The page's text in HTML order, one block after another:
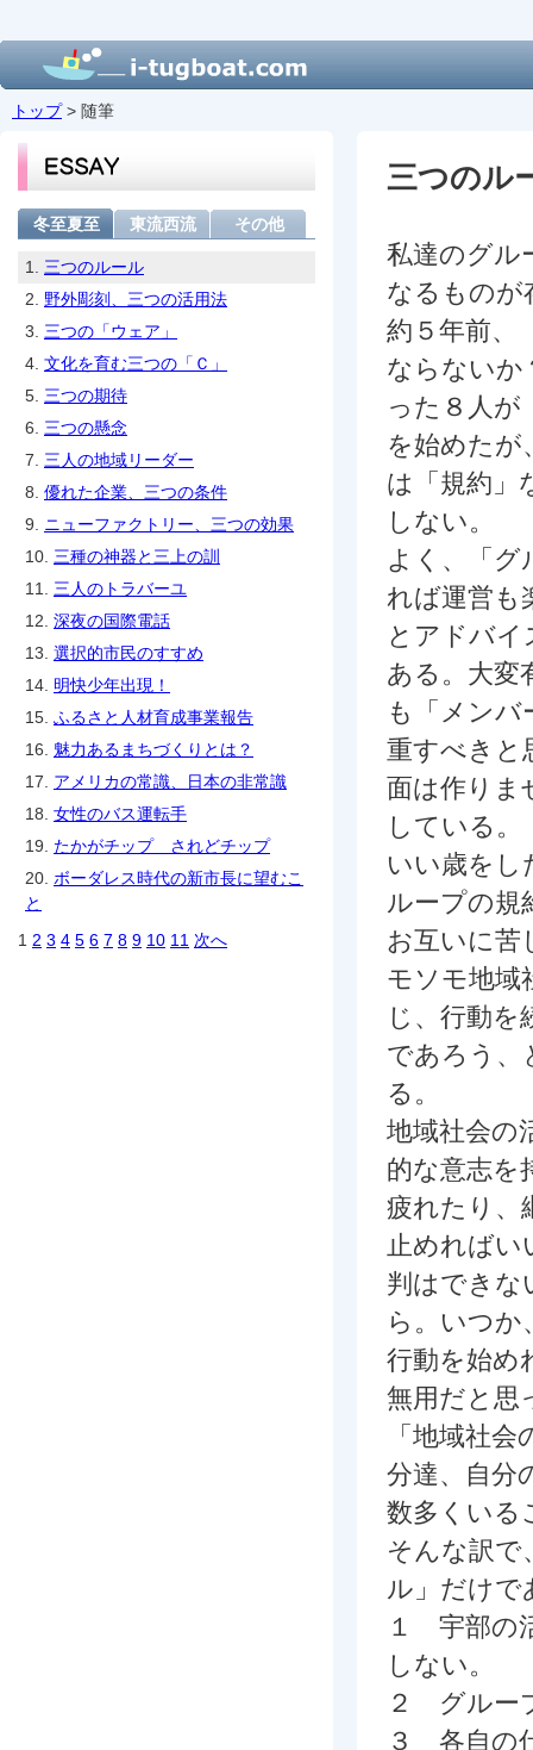
トップ> 随筆
冬至夏至 東流西流 その他
1. 三つのルール
2. 野外彫刻、三つの活用法
3. 三つの「ウェア」
4. 文化を育む三つの「Ｃ」
5. 三つの期待
6. 三つの懸念
7. 三人の地域リーダー
8. 優れた企業、三つの条件
9. ニューファクトリー、三つの効果
10. 三種の神器と三上の訓
11. 三人のトラバーユ
12. 深夜の国際電話
13. 選択的市民のすすめ
14. 明快少年出現！
15. ふるさと人材育成事業報告
16. 魅力あるまちづくりとは？
17. アメリカの常識、日本の非常識
18. 女性のバス運転手
19. たかがチップ されどチップ
20. ボーダレス時代の新市長に望むこ
と
1 2 3 4 5 6 7 8 9 10 11 次へ
三つのル
私達のグル
なるものが
約５年前、
ならないか
った８人が
を始めたが
は「規約」
しない。
よく、「グ
れば運営も
とアドバ
ある。大変
も「メンバ
重すべきと
面は作りま
している。
いい歳をし
ループの規
お互いに苦
モソモ地域
じ、行動を
であろう、
る。
地域社会の
的な意志を
疲れたり、
止めればい
判はできな
ら。いつ
行動を始め
無用だと思
「地域社
分達、自分
数多くいる
そんな訳で
ル」だけで
１ 宇部の
しない。
２ グルー
３ 各自の